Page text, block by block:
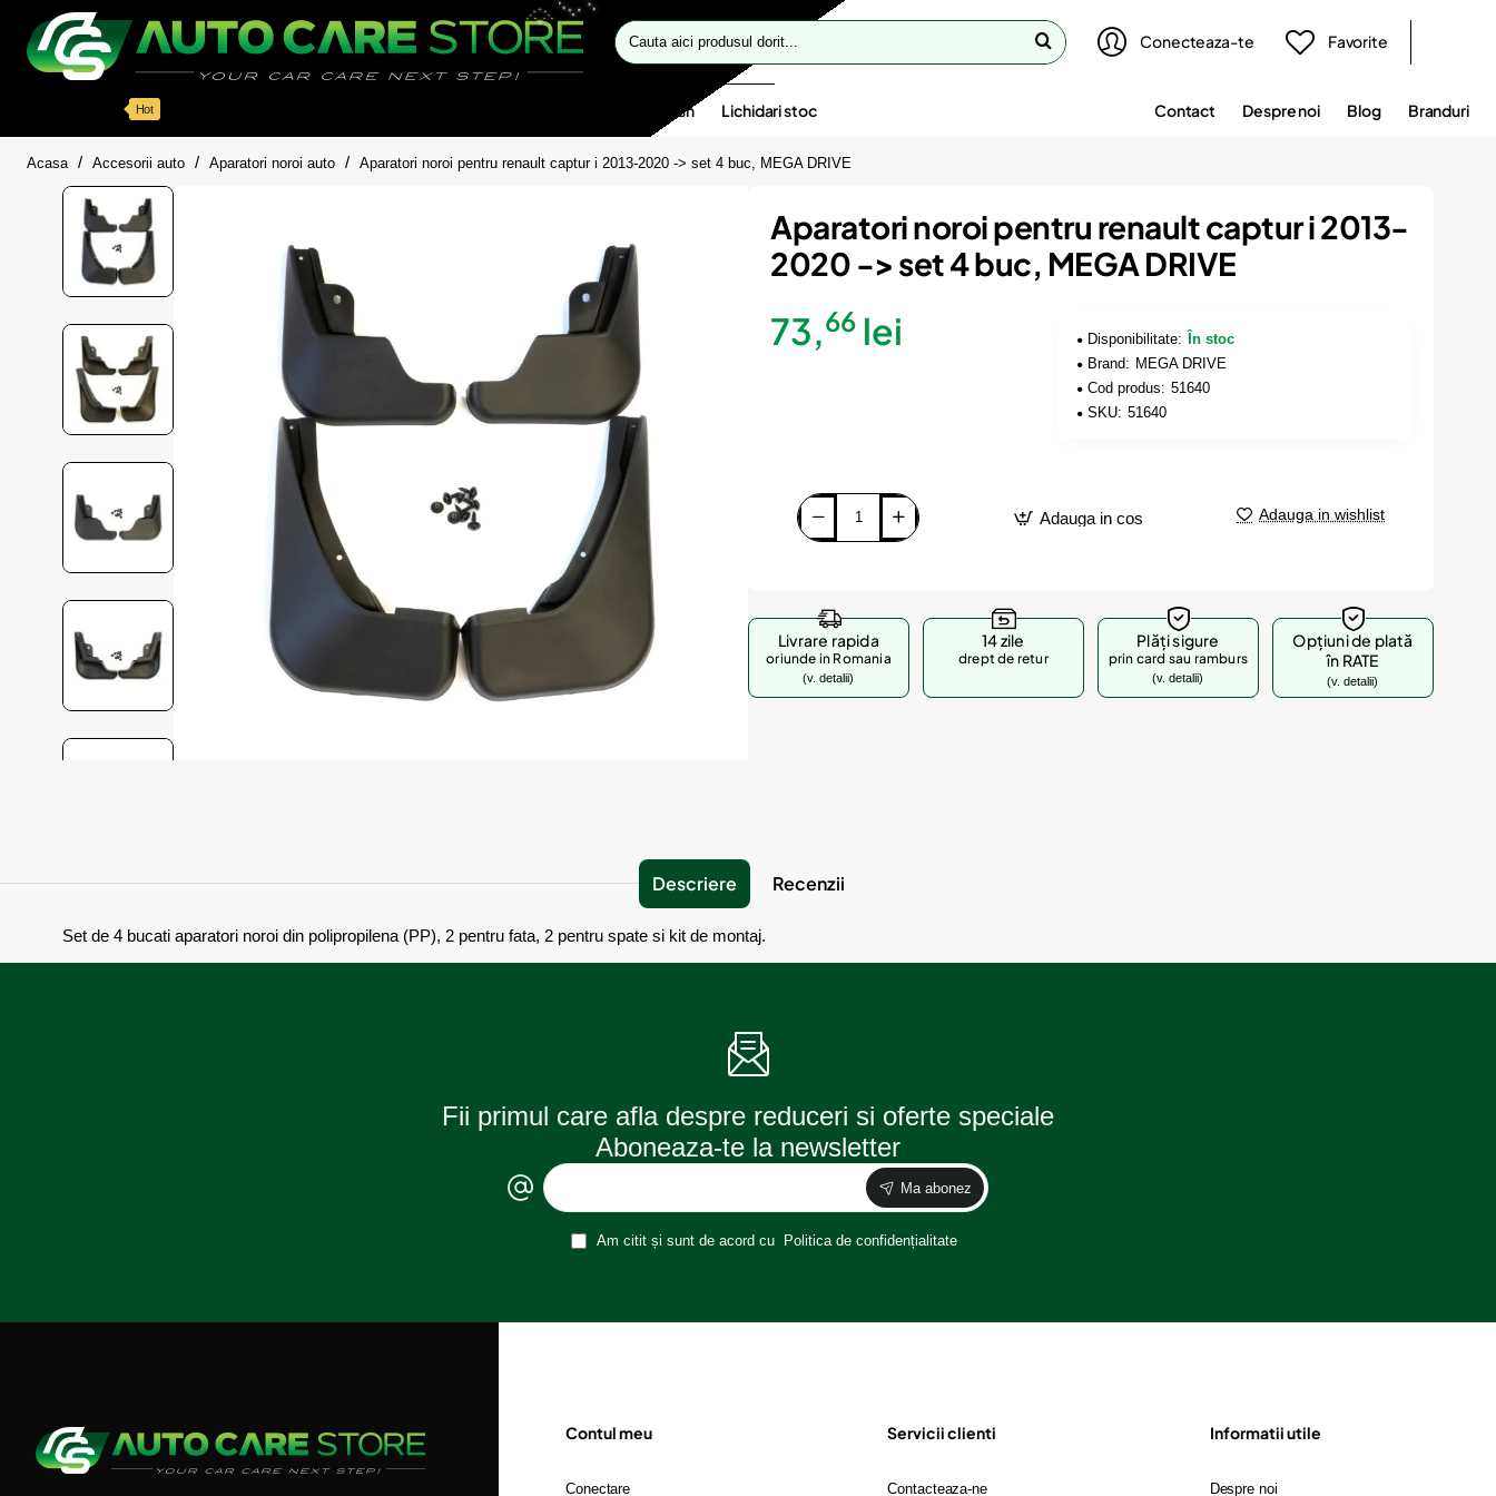
Cauta
aici
Conecteaza-te Favorite
Hot Oferte flash Lichidari stoc Contact Despre noi Blog Branduri
Acasa homeAccesorii auto Aparatori noroi auto Aparatori noroi pentru renault captur i 2013-2020 -> set 4 buc, MEGA DRIVE
Aparatori noroi pentru renault captur i 2013-
2020 -> set 4 buc, MEGA DRIVE
73,66 lei Disponibilitate:
În stoc
Brand: MEGA DRIVE
Cod produs: 51640
SKU: 51640
Adauga in cos Adauga in wishlist
Livrare rapida
oriunde in Romania
(v. detalii)
14 zile
drept de retur
Plăți sigure
prin card sau ramburs
(v. detalii)
Opțiuni de plată
în RATE
(v. detalii)
Descriere Recenzii
Set de 4 bucati aparatori noroi din polipropilena (PP), 2 pentru fata, 2 pentru spate si kit de montaj.
Fii primul care afla despre reduceri si oferte speciale
Aboneaza-te la newsletter
Ma abonez
Am citit și sunt de acord cu Politica de confidențialitate
Contul meu
Conectare
Servicii clienti
Contacteaza-ne
Informatii utile
Despre noi